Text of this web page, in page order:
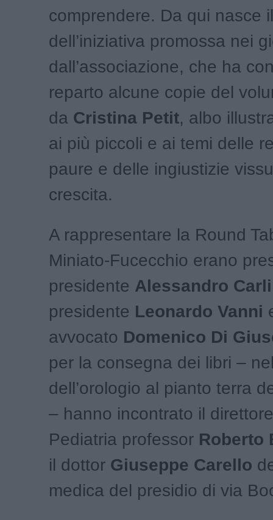
comprendere. Da qui nasce
dell’iniziativa promossa nei
dall’associazione, che ha
reparto alcune copie del
da Cristina Petit, albo
ai più piccoli e ai temi delle
paure e delle ingiustizie
crescita.
A rappresentare la Round
Miniato-Fucecchio erano
presidente Alessandro Carli
presidente Leonardo Vanni
avvocato Domenico Di
per la consegna dei libri –
dell’orologio al pianto terra
– hanno incontrato il
Pediatria professor Roberto
il dottor Giuseppe Carello
medica del presidio di via